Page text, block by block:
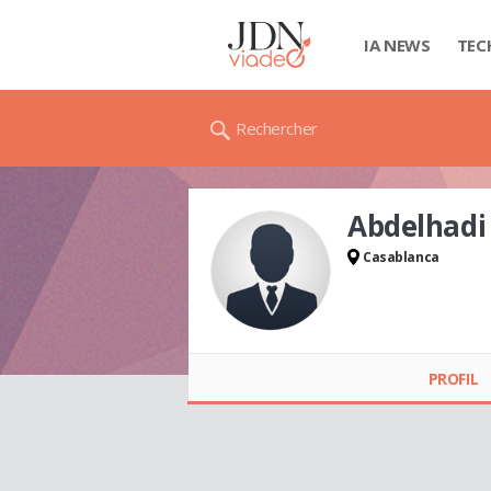
IA NEWS
Rechercher
Abdelhadi
Casablanca
PROFIL